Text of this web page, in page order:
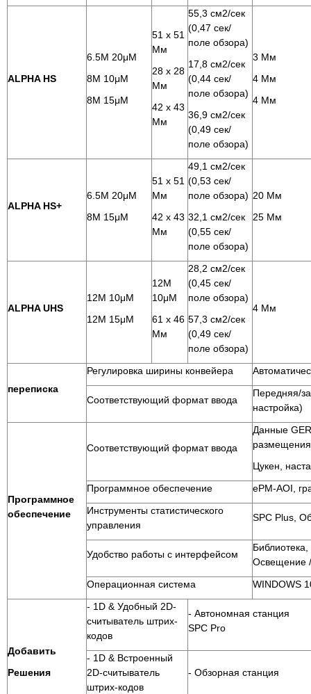
ALPHA HS
6.5M 20μМ
8M 10μМ
8M 15μМ
51 x 51
Мм
28 x 28
Мм
42 x 43
Мм
55,3 см2/сек
(0,47 сек/
поле обзора)
17,8 см2/сек
(0,44 сек/
поле обзора)
36,9 см2/сек
(0,49 сек/
поле обзора)
3 Мм
4 Мм
4 Мм
ALPHA HS+
6.5M 20μМ
8M 15μМ
51 x 51
Мм
42 x 43
Мм
49,1 см2/сек
(0,53 сек/
поле обзора)
32,1 см2/сек
(0,55 сек/
поле обзора)
20 Мм
25 Мм
ALPHA UHS
12M 10μМ
12M 15μМ
12M
10μМ
61 x 46
Мм
28,2 см2/сек
(0,45 сек/
поле обзора)
57,3 см2/сек
(0,49 сек/
поле обзора)
4 Мм
переписка
Регулировка ширины конвейера
Соответствующий формат ввода
Передняя/
настройка)
Программное
обеспечение
Соответствующий формат ввода
Данные
Цукен,
Программное обеспечение
ePM-AOI,
Инструменты статистического
управления
SPC Plus,
Удобство работы с интерфейсом
Освещение /
Операционная система
WINDOWS
Добавить
Решения
- 1D & Удобный 2D-
считыватель штрих-
кодов
- Автономная станция
SPC Pro
- 1D & Встроенный
2D-считыватель
штрих-кодов
- Обзорная станция